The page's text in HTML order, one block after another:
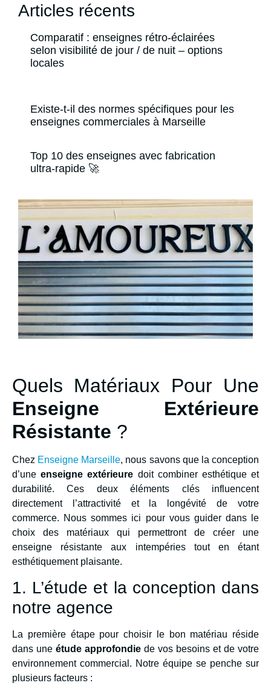
Articles récents
Comparatif : enseignes rétro-éclairées
selon visibilité de jour / de nuit – options
locales
Existe-t-il des normes spécifiques pour les
enseignes commerciales à Marseille
Top 10 des enseignes avec fabrication
ultra-rapide 🚀
Quels Matériaux Pour Une
Enseigne Extérieure
Résistante ?
Chez Enseigne Marseille, nous savons que la conception
d’uneenseigne extérieure doit combiner esthétique et
durabilité. Ces deux éléments clés influencent
directement l’attractivité et la longévité de votre
commerce. Nous sommes ici pour vous guider dans le
choix des matériaux qui permettront de créer une
enseigne résistante aux intempéries tout en étant
esthétiquement plaisante.
1. L’étude et la conception dans
notre agence
La première étape pour choisir le bon matériau réside
dans une étude approfondie de vos besoins et de votre
environnement commercial. Notre équipe se penche sur
plusieurs facteurs :